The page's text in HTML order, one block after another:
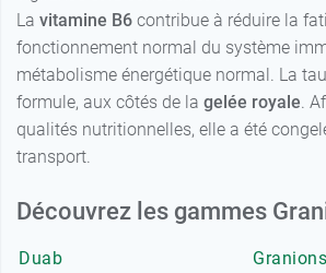
La vitamine B6 contribue à réduire la
fonctionnement normal du système
métabolisme énergétique normal. La
formule, aux côtés de la gelée royale.
qualités nutritionnelles, elle a été
transport.
Découvrez les gammes
Duab